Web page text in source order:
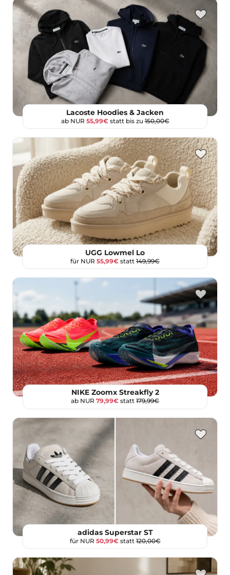
Lacoste Hoodies & Jacken
ab NUR 55,99€statt bis zu150,00€
UGG Lowmel Lo
für NUR 55,99€ statt 149,99€
NIKE Zoomx Streakfly 2
ab NUR 79,99€ statt 179,99€
adidas Superstar ST
für NUR 50,99€statt120,00€